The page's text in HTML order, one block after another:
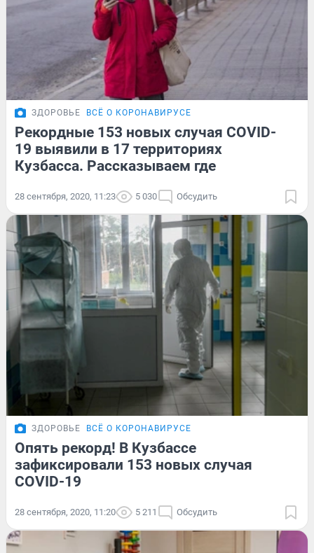
ЗДОРОВЬЕ ВСЁ О КОРОНАВИРУСЕ
Рекордные 153 новых случая COVID-
19 выявили в 17 территориях
Кузбасса. Рассказываем где
28 сентября, 2020, 11:23 5 030 Обсудить
ЗДОРОВЬЕ ВСЁ О КОРОНАВИРУСЕ
Опять рекорд! В Кузбассе
зафиксировали 153 новых случая
COVID-19
28 сентября, 2020, 11:20 5 211 Обсудить